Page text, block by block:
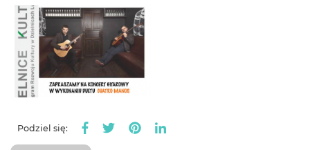
Podziel się: